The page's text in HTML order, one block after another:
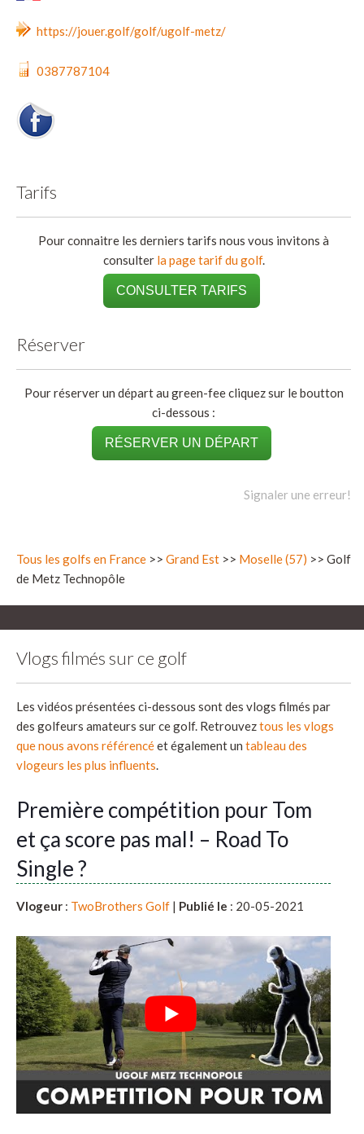
https://jouer.golf/golf/ugolf-metz/
0387787104
Tarifs
Pour connaitre les derniers tarifs nous vous invitons à
consulter la page tarif du golf.
CONSULTER TARIFS
Réserver
Pour réserver un départ au green-fee cliquez sur le boutton
ci-dessous :
RÉSERVER UN DÉPART
Signaler une erreur!
Tous les golfs en France >> Grand Est >> Moselle (57) >> Golf
de Metz Technopôle
Vlogs filmés sur ce golf
Les vidéos présentées ci-dessous sont des vlogs filmés par
des golfeurs amateurs sur ce golf. Retrouveztous les vlogs
que nous avons référencéet également un tableau des
vlogeurs les plus influents.
Première compétition pour Tom
et ça score pas mal! – Road To
Single ?
Vlogeur : TwoBrothers Golf | Publié le : 20-05-2021